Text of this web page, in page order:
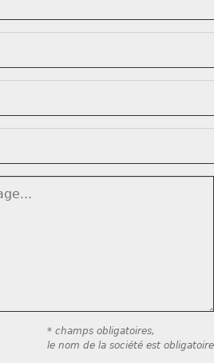
* champs obligatoires,
le nom de la société est obligatoire